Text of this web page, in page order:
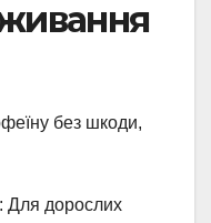
без шкоди,
: Для дорослих